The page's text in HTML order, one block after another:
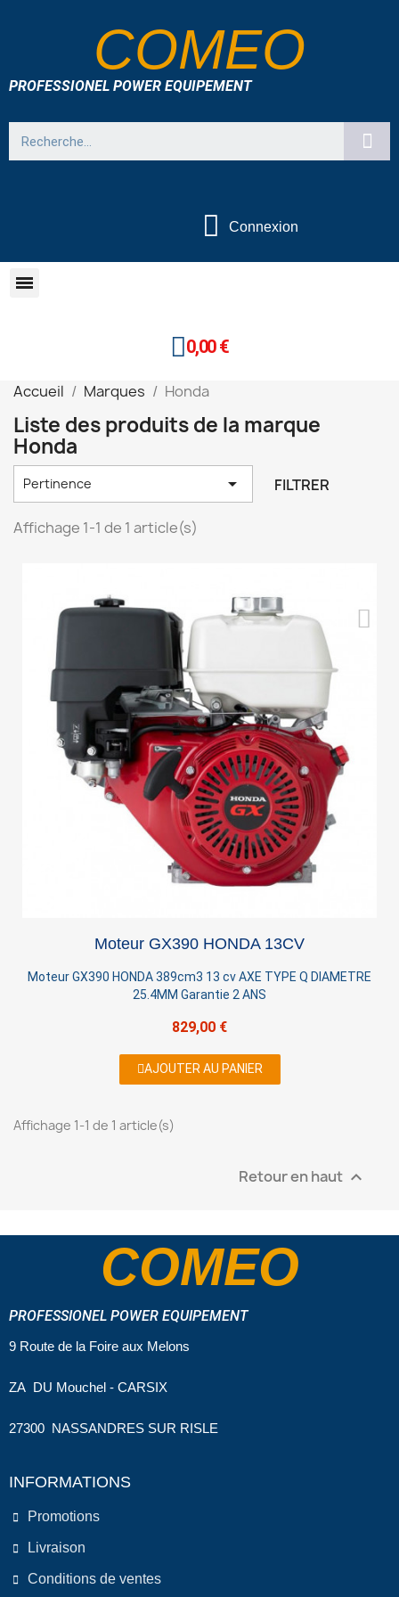
COMEO
PROFESSIONEL POWER EQUIPEMENT
Connexion
0,00 €
Accueil Marques Honda
Liste des produits de la marque
Honda
Pertinence  FILTRER
Affichage 1-1 de 1 article(s)
Moteur GX390 HONDA 13CV
Moteur GX390 HONDA 389cm3 13 cv AXE TYPE Q DIAMETRE
25.4MM Garantie 2 ANS
829,00 €
AJOUTER AU PANIER
Affichage 1-1 de 1 article(s)
Retour en haut 
COMEO
PROFESSIONEL POWER EQUIPEMENT
9 Route de la Foire aux Melons
ZA DU Mouchel - CARSIX
27300 NASSANDRES SUR RISLE
INFORMATIONS
Promotions
Livraison
Conditions de ventes
You need to be logged in to save products in your